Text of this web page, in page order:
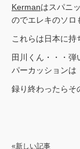
Kermanはスパニ
のでエレキのソロ
これらは日本に持
田川くん・・・弾
パーカッションは
録り終わったらそ
«新しい記事